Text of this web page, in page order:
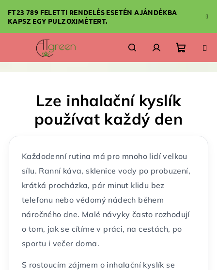
tartalomhoz
FT23 789 FELETTI RENDELÉS ESETÉN AJÁNDÉKBA
KAPSZ EGY PULZOXIMÉTERT.
KeresésBejelentkezés
Kosár
Lze inhalační kyslík
používat každý den
Každodenní rutina má pro mnoho lidí velkou
sílu. Ranní káva, sklenice vody po probuzení,
krátká procházka, pár minut klidu bez
telefonu nebo vědomý nádech během
náročného dne. Malé návyky často rozhodují
o tom, jak se cítíme v práci, na cestách, po
sportu i večer doma.
S rostoucím zájmem o inhalační kyslík se